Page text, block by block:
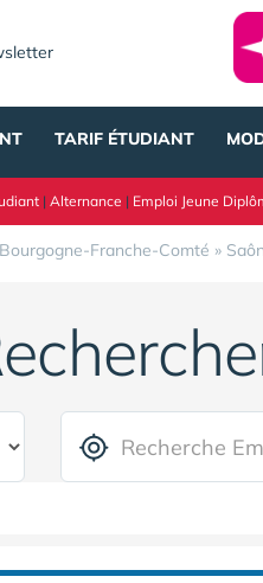
TARIF ÉTUDIANT
| Alternance | Emploi Jeune
Bourgogne-Franche-Comté »